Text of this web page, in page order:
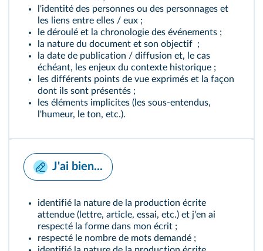
l'identité des personnes ou des personnages et
les liens entre elles / eux ;
le déroulé et la chronologie des événements ;
la nature du document et son objectif ;
la date de publication / diffusion et, le cas
échéant, les enjeux du contexte historique ;
les différents points de vue exprimés et la façon
dont ils sont présentés ;
les éléments implicites (les sous-entendus,
l'humeur, le ton, etc.).
J'ai bien...
identifié la nature de la production écrite
attendue (lettre, article, essai, etc.) et j'en ai
respecté la forme dans mon écrit ;
respecté le nombre de mots demandé ;